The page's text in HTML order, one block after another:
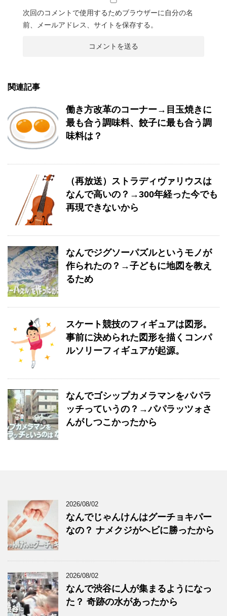
次回のコメントで使用するためブラウザーに自分の名
前、メールアドレス、サイトを保存する。
関連記事
働き方改革のコーナー→目玉焼きに
最も合う調味料、餃子に最も合う調
味料は？
（再放送）ストラディヴァリウスは
なんで高いの？→300年経った今でも
再現できないから
なんでジグソーパズルというモノが
作られたの？→子どもに地図を教え
るため
スケート競技のフィギュアは図形。
事前に決められた図形を描くコンパ
ルソリーフィギュアが起源。
なんでゴシップカメラマンをパパラ
ッチっていうの？→パパラッツォさ
んがしつこかったから
2026/08/02
なんでじゃんけんはグーチョキパー
なの？ ナメクジがヘビに勝ったから
2026/08/02
なんで渋谷に人が集まるようになっ
た？ 奇跡の水があったから